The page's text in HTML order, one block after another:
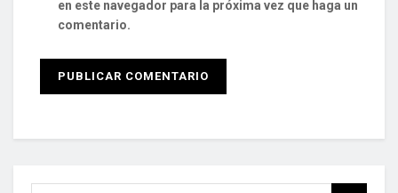
en este navegador para la próxima vez que haga un
comentario.